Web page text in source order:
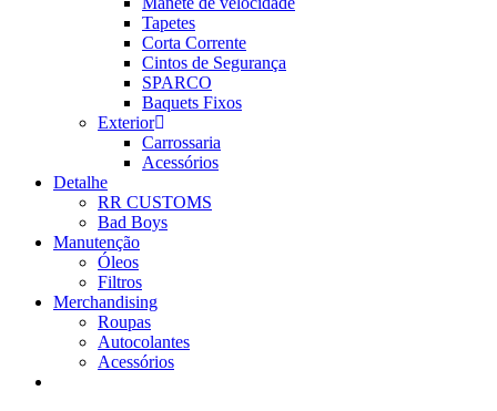
Tapetes
Corta Corrente
Cintos de Segurança
SPARCO
Baquets Fixos
Exterior
Carrossaria
Acessórios
Detalhe
RR CUSTOMS
Bad Boys
Manutenção
Óleos
Filtros
Merchandising
Roupas
Autocolantes
Acessórios